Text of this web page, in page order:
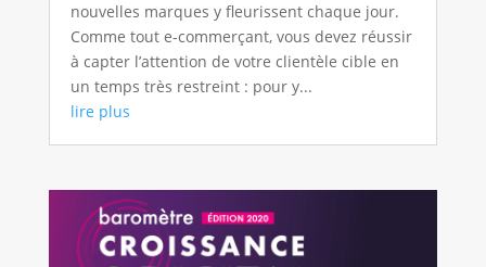
nouvelles marques y fleurissent chaque jour.
Comme tout e-commerçant, vous devez réussir
à capter l’attention de votre clientèle cible en
un temps très restreint : pour y...
lire plus